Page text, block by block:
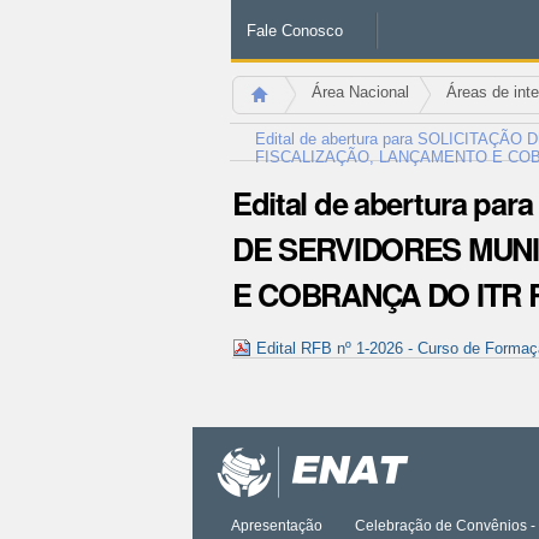
Fale Conosco
Área Nacional Áreas de
Edital de abertura para SOLICITAÇÃO
FISCALIZAÇÃO, LANÇAMENTO E
Edital de abertura para
DE SERVIDORES
E COBRANÇA DO ITR
Edital RFB nº 1-2026 - Curso de
documento
Apresentação Celebração de Convênios